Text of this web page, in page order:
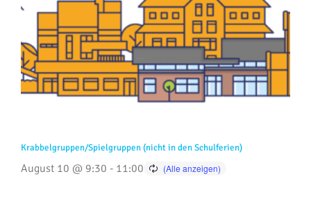
Krabbelgruppen/Spielgruppen (nicht in den Schulferien)
August 10 @ 9:30 - 11:00